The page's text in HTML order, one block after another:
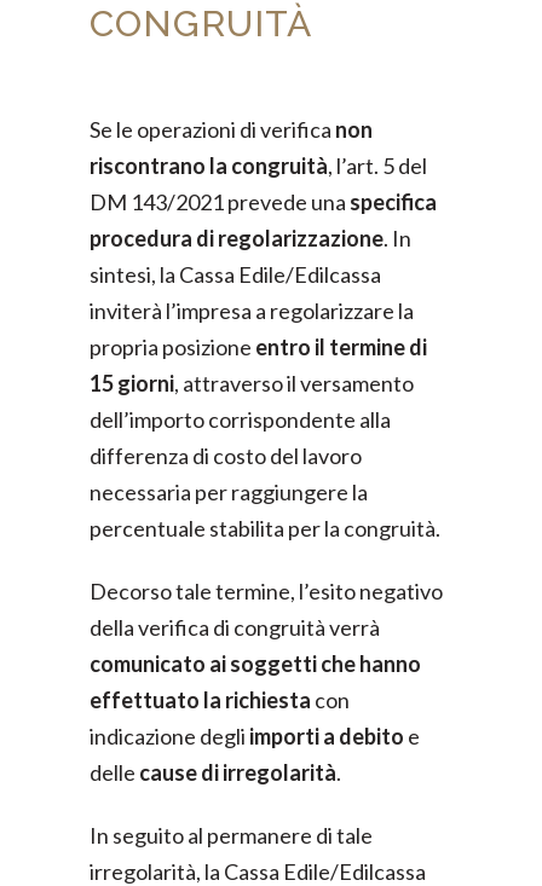
CONGRUITÀ
Se le operazioni di verifica non
riscontrano la congruità, l’art. 5 del
DM 143/2021 prevede una specifica
procedura di regolarizzazione. In
sintesi, la Cassa Edile/Edilcassa
inviterà l’impresa a regolarizzare la
propria posizione entro il termine di
15 giorni, attraverso il versamento
dell’importo corrispondente alla
differenza di costo del lavoro
necessaria per raggiungere la
percentuale stabilita per la congruità.
Decorso tale termine, l’esito negativo
della verifica di congruità verrà
comunicato ai soggetti che hanno
effettuato la richiesta con
indicazione degli importi a debito e
delle cause di irregolarità.
In seguito al permanere di tale
irregolarità, la Cassa Edile/Edilcassa